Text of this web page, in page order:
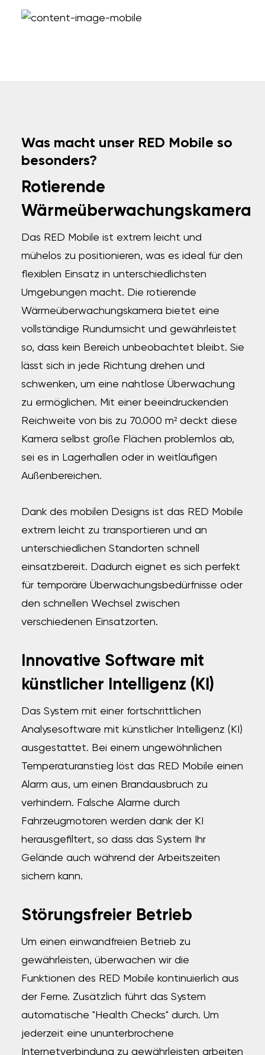
Was macht unser RED Mobile so
besonders?
Rotierende
Wärmeüberwachungskamera
Das RED Mobile ist extrem leicht und
mühelos zu positionieren, was es ideal für den
flexiblen Einsatz in unterschiedlichsten
Umgebungen macht. Die rotierende
Wärmeüberwachungskamera bietet eine
vollständige Rundumsicht und gewährleistet
so, dass kein Bereich unbeobachtet bleibt. Sie
lässt sich in jede Richtung drehen und
schwenken, um eine nahtlose Überwachung
zu ermöglichen. Mit einer beeindruckenden
Reichweite von bis zu 70.000 m² deckt diese
Kamera selbst große Flächen problemlos ab,
sei es in Lagerhallen oder in weitläufigen
Außenbereichen.
Dank des mobilen Designs ist das RED Mobile
extrem leicht zu transportieren und an
unterschiedlichen Standorten schnell
einsatzbereit. Dadurch eignet es sich perfekt
für temporäre Überwachungsbedürfnisse oder
den schnellen Wechsel zwischen
verschiedenen Einsatzorten.
Innovative Software mit
künstlicher Intelligenz (KI)
Das System mit einer fortschrittlichen
Analysesoftware mit künstlicher Intelligenz (KI)
ausgestattet. Bei einem ungewöhnlichen
Temperaturanstieg löst das RED Mobile einen
Alarm aus, um einen Brandausbruch zu
verhindern. Falsche Alarme durch
Fahrzeugmotoren werden dank der KI
herausgefiltert, so dass das System Ihr
Gelände auch während der Arbeitszeiten
sichern kann.
Störungsfreier Betrieb
Um einen einwandfreien Betrieb zu
gewährleisten, überwachen wir die
Funktionen des RED Mobile kontinuierlich aus
der Ferne. Zusätzlich führt das System
automatische "Health Checks" durch. Um
jederzeit eine ununterbrochene
Internetverbindung zu gewährleisten arbeiten